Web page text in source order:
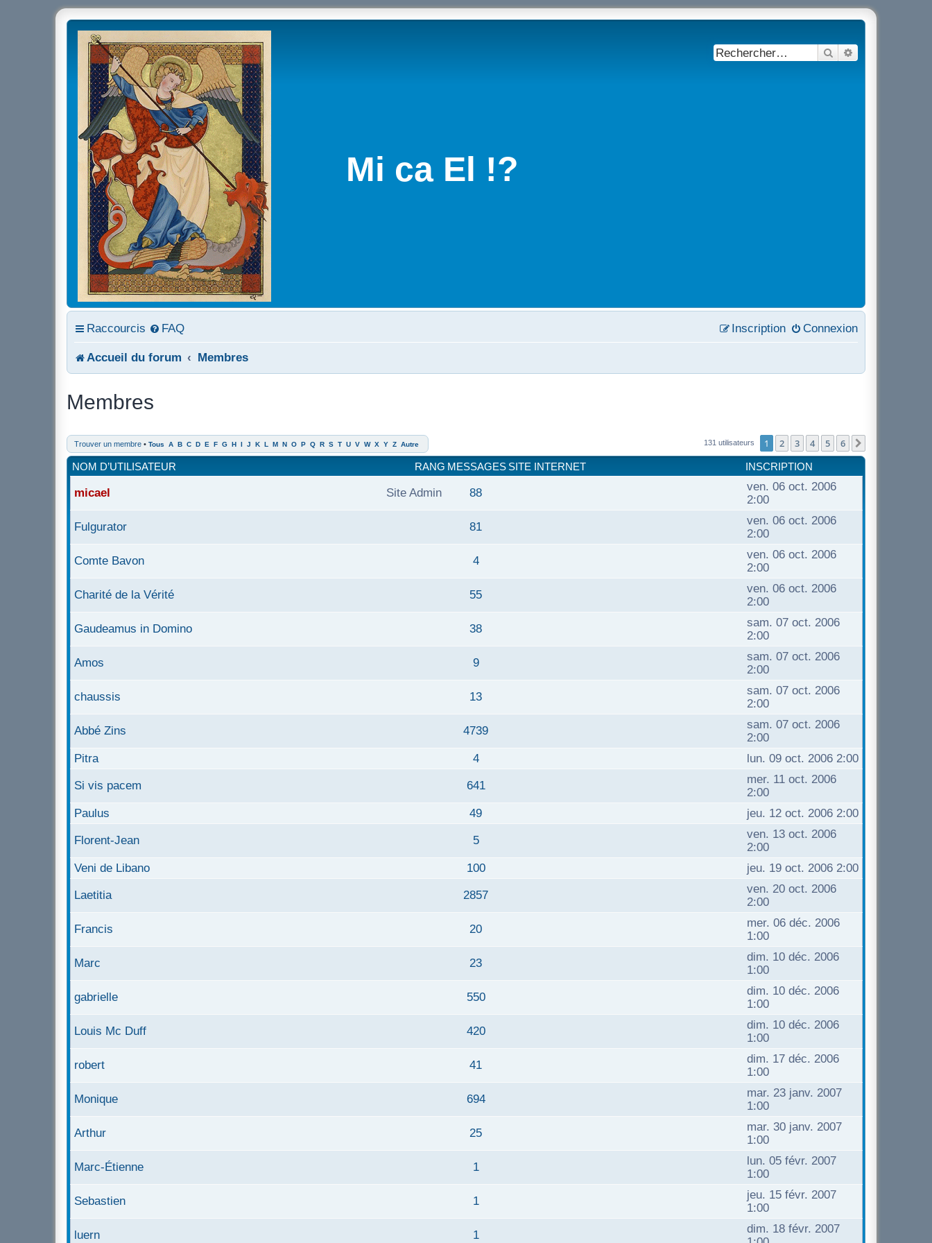
Mi ca El !?
Rechercher
Raccourcis FAQ Connexion
Inscription
Accueil du forum Membres
Membres
Trouver un membre • Tous A B C D E F G H I J K L M N O P Q R S T U V W X Y Z Autre 131 utilisateurs 1 2 3 4 5 6
RANG
NOM D’UTILISATEUR MESSAGES SITE INTERNET INSCRIPTION
Site Admin
micael 88
ven. 06 oct. 2006
2:00
Fulgurator 81
ven. 06 oct. 2006
2:00
Comte Bavon 4
ven. 06 oct. 2006
2:00
Charité de la Vérité 55
ven. 06 oct. 2006
2:00
Gaudeamus in Domino 38
sam. 07 oct. 2006
2:00
Amos 9
sam. 07 oct. 2006
2:00
chaussis 13
sam. 07 oct. 2006
2:00
Abbé Zins 4739
sam. 07 oct. 2006
2:00
Pitra
4 lun. 09 oct. 2006 2:00
Si vis pacem 641
mer. 11 oct. 2006
2:00
Paulus
49 jeu. 12 oct. 2006 2:00
Florent-Jean 5
ven. 13 oct. 2006
2:00
Veni de Libano
100 jeu. 19 oct. 2006 2:00
Laetitia 2857
ven. 20 oct. 2006
2:00
Francis 20
mer. 06 déc. 2006
1:00
Marc 23
dim. 10 déc. 2006
1:00
gabrielle 550
dim. 10 déc. 2006
1:00
Louis Mc Duff 420
dim. 10 déc. 2006
1:00
robert 41
dim. 17 déc. 2006
1:00
Monique 694
mar. 23 janv. 2007
1:00
Arthur 25
mar. 30 janv. 2007
1:00
Marc-Étienne 1
lun. 05 févr. 2007
1:00
Sebastien 1
jeu. 15 févr. 2007
1:00
luern 1
dim. 18 févr. 2007